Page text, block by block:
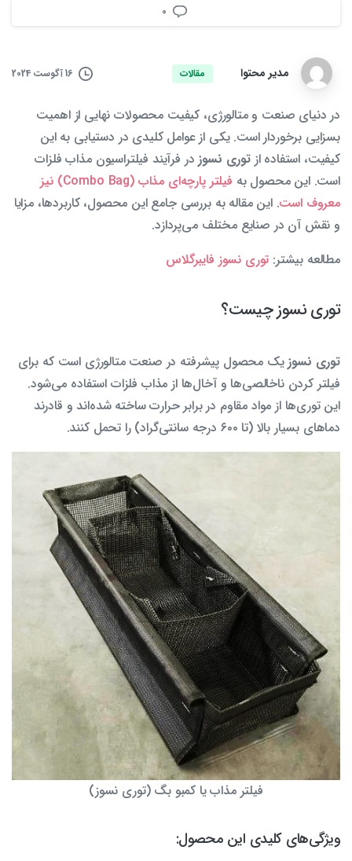
0
مدیر محتوا مقالات 16 آگوست 2024
در دنیای صنعت و متالورژی، کیفیت محصولات نهایی از اهمیت
بسزایی برخوردار است. یکی از عوامل کلیدی در دستیابی به این
کیفیت، استفاده ازتوری نسوزدر فرآیند فیلتراسیون مذاب فلزات
است. این محصول به
فیلتر پارچه‌ای مذاب (Combo Bag) نیز
معروف است. این مقاله به بررسی جامع این محصول، کاربردها، مزایا
و نقش آن در صنایع مختلف می‌پردازد.
مطالعه بیشتر: توری نسوز فایبرگلاس
توری نسوز چیست؟
توری نسوزیک محصول پیشرفته در صنعت متالورژی است که برای
فیلتر کردن ناخالصی‌ها و آخال‌ها از مذاب فلزات استفاده می‌شود.
این توری‌ها از مواد مقاوم در برابر حرارت ساخته شده‌اند و قادرند
دماهای بسیار بالا (تا ۶۰۰ درجه سانتی‌گراد) را تحمل کنند.
فیلتر مذاب یا کمبو بگ (توری نسوز)
ویژگی‌های کلیدی این محصول: